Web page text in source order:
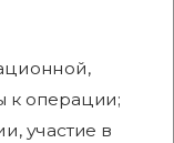
к операции;
участие в